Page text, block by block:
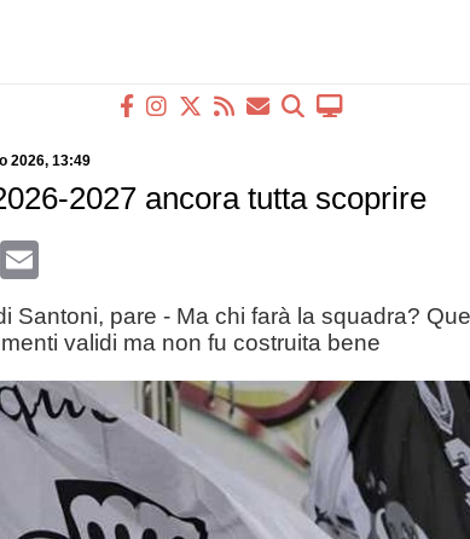
2026, 13:49
2027 ancora tutta scoprire
Email
Santoni, pare - Ma chi farà la squadra?
validi ma non fu costruita bene